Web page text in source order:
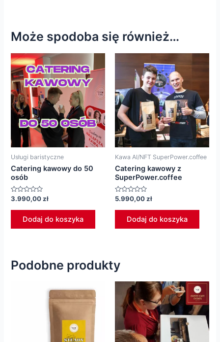
Może spodoba się również…
Usługi baristyczne
Catering kawowy do 50
osób
Oceniono
na
3.990,00zł
Dodaj do koszyka
Kawa AI/NFT SuperPower.coffee
Catering kawowy z
SuperPower.coffee
Oceniono
na
5.990,00zł
Dodaj do koszyka
Podobne produkty